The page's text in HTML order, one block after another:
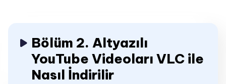
Bölüm 2. Altyazılı
YouTube Videoları VLC ile
Nasıl İndirilir